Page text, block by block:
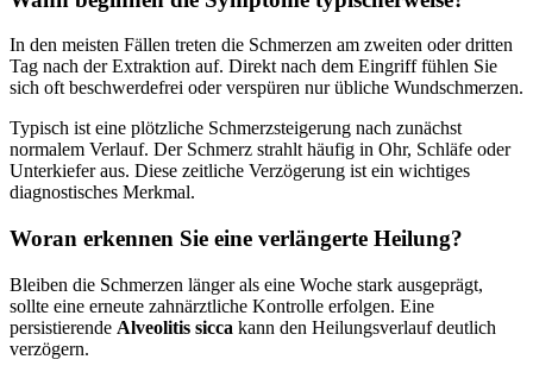
In den meisten Fällen treten die Schmerzen am zweiten oder dritten
Tag nach der Extraktion auf. Direkt nach dem Eingriff fühlen Sie
sich oft beschwerdefrei oder verspüren nur übliche Wundschmerzen.
Typisch ist eine plötzliche Schmerzsteigerung nach zunächst
normalem Verlauf. Der Schmerz strahlt häufig in Ohr, Schläfe oder
Unterkiefer aus. Diese zeitliche Verzögerung ist ein wichtiges
diagnostisches Merkmal.
Woran erkennen Sie eine verlängerte Heilung?
Bleiben die Schmerzen länger als eine Woche stark ausgeprägt,
sollte eine erneute zahnärztliche Kontrolle erfolgen. Eine
persistierende Alveolitis sicca kann den Heilungsverlauf deutlich
verzögern.